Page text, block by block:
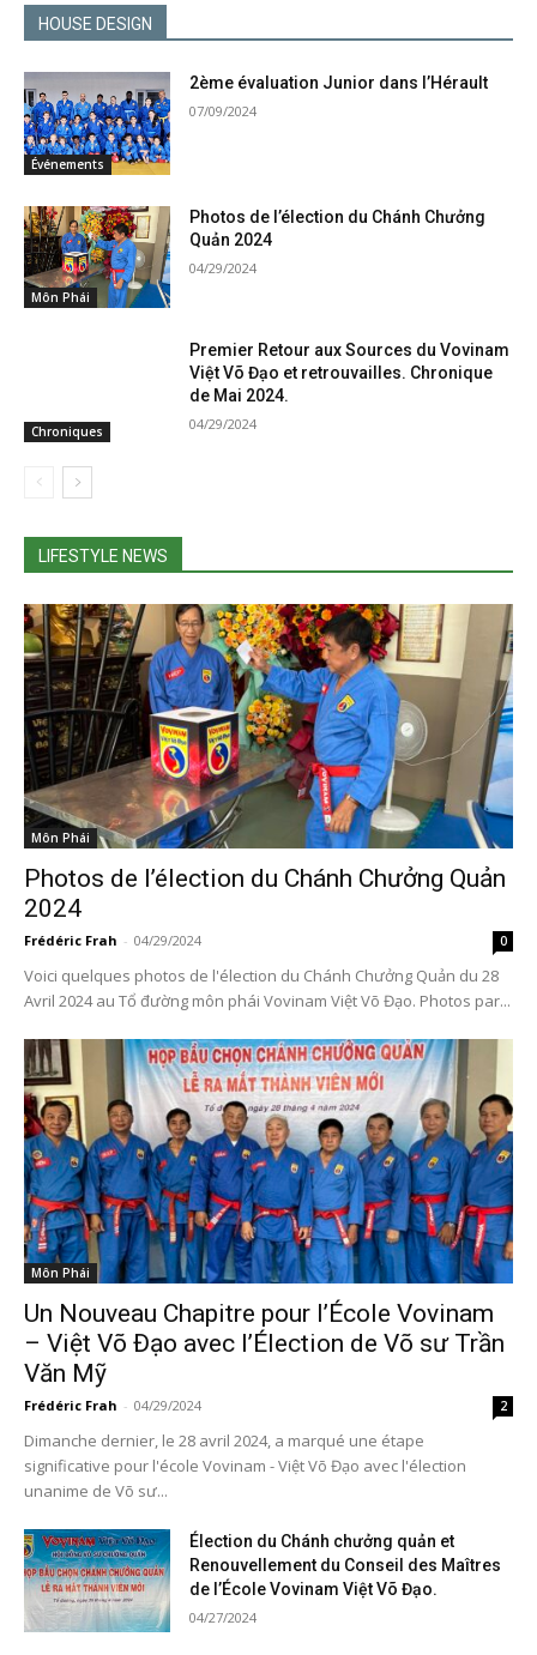
HOUSE DESIGN
Événements
2ème évaluation Junior dans l’Hérault
07/09/2024
Môn Phái
Photos de l’élection du Chánh Chưởng
Quản 2024
04/29/2024
Chroniques
Premier Retour aux Sources du Vovinam
Việt Võ Đạo et retrouvailles. Chronique
de Mai 2024.
04/29/2024
LIFESTYLE NEWS
Môn Phái
Photos de l’élection du Chánh Chưởng Quản
2024
Frédéric Frah - 04/29/2024 0
Voici quelques photos de l'élection du Chánh Chưởng Quản du 28
Avril 2024 au Tổ đường môn phái Vovinam Việt Võ Đạo. Photos par...
Môn Phái
Un Nouveau Chapitre pour l’École Vovinam
– Việt Võ Đạo avec l’Élection de Võ sư Trần
Văn Mỹ
Frédéric Frah - 04/29/2024 2
Dimanche dernier, le 28 avril 2024, a marqué une étape
significative pour l'école Vovinam - Việt Võ Đạo avec l'élection
unanime de Võ sư...
Élection du Chánh chưởng quản et
Renouvellement du Conseil des Maîtres
de l’École Vovinam Việt Võ Đạo.
04/27/2024